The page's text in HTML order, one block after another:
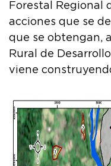
Forestal Regional
acciones que se
que se obtengan,
Rural de
viene